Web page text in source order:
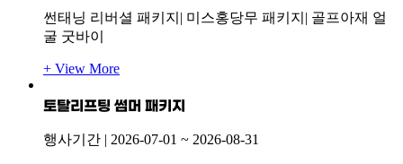
썬태닝 리버셜 패키지| 미스홍당무 패키지| 골프아재 얼
굴 굿바이
+ View More
토탈리프팅 썸머 패키지
행사기간 | 2026-07-01 ~ 2026-08-31